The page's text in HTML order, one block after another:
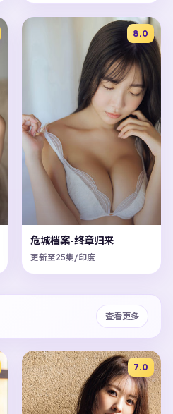
8.0
危城档案·终章归来
更新至25集/印度
查看更多
7.0